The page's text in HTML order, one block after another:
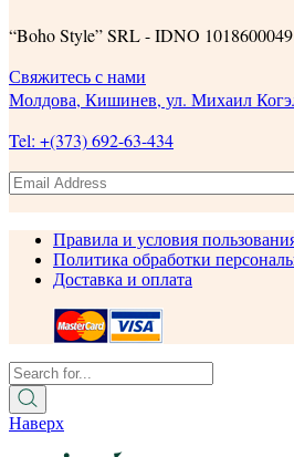
“Boho Style” SRL - IDNO
Свяжитесь с нами
Молдова, Кишинев, ул. Михаил
Tel: +(373) 692-63-434
Правила и условия
Политика обработки
Доставка и оплата
Наверх